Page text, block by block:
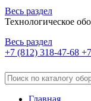
Весь раздел
Технологическое
Весь раздел
+7 (812) 318-47-68
Главная